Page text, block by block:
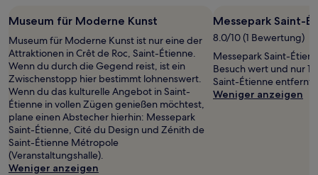
Museum für Moderne Kunst
Museum für Moderne Kunst ist nur eine der
Attraktionen in Crêt de Roc, Saint-Étienne.
Wenn du durch die Gegend reist, ist ein
Zwischenstopp hier bestimmt lohnenswert.
Wenn du das kulturelle Angebot in Saint-
Étienne in vollen Zügen genießen möchtest,
plane einen Abstecher hierhin: Messepark
Saint-Étienne, Cité du Design und Zénith de
Saint-Étienne Métropole
(Veranstaltungshalle).
Weniger anzeigen
Messepark Saint-
8.0/10 (1 Bewertung)
Messepark Saint-
Besuch wert und nur
Saint-Étienne entfernt
Weniger anzeigen